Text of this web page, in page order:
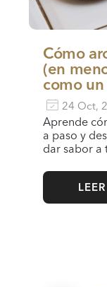
Cómo
(en
como
24 Oct,
Aprende
a paso y
dar sabor a